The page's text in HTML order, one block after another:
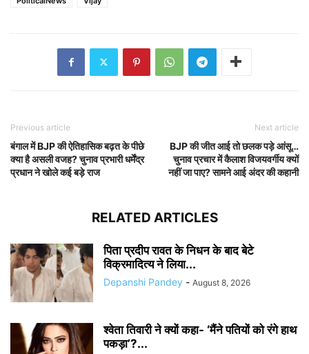
Previous article
बंगाल में BJP की ऐतिहासिक बढ़त के पीछे
क्या है असली वजह? चुनाव प्रभारी धर्मेंद्र
प्रधान ने खोले कई बड़े राज
Next article
BJP की जीत आई तो छलक पड़े आंसू…
चुनाव प्रचार में कैलाश विजयवर्गीय क्यों
नहीं जा पाए? सामने आई अंदर की कहानी
RELATED ARTICLES
पिता प्रदीप रावत के निधन के बाद बेटे
विक्रमादित्य ने लिया...
Depanshi Pandey - August 8, 2026
श्वेता तिवारी ने क्यों कहा- ‘मैंने पतियों को रंगे हाथ
पकड़ा’?...